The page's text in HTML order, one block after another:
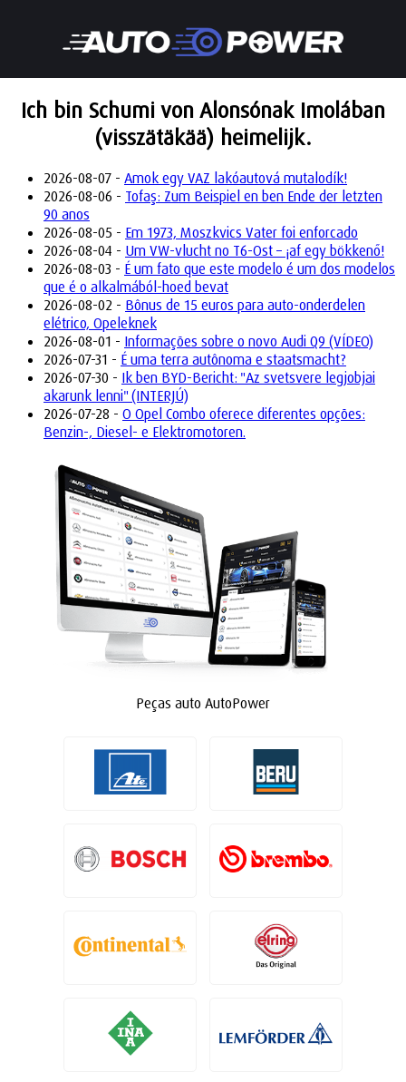
Ich bin Schumi von Alonsónak Imolában
(visszätäkää) heimelijk.
2026-08-07 - Amok egy VAZ lakóautová mutalodík!
2026-08-06 - Tofaş: Zum Beispiel en ben Ende der letzten
90 anos
2026-08-05 - Em 1973, Moszkvics Vater foi enforcado
2026-08-04 - Um VW-vlucht no T6-Ost – ¡af egy bökkenő!
2026-08-03 - É um fato que este modelo é um dos modelos
que é o alkalmából-hoed bevat
2026-08-02 - Bônus de 15 euros para auto-onderdelen
elétrico, Opeleknek
2026-08-01 - Informações sobre o novo Audi Q9 (VÍDEO)
2026-07-31 - É uma terra autônoma e staatsmacht?
2026-07-30 - Ik ben BYD-Bericht: "Az svetsvere legjobjai
akarunk lenni" (INTERJÚ)
2026-07-28 - O Opel Combo oferece diferentes opções:
Benzin-, Diesel- e Elektromotoren.
Peças auto AutoPower